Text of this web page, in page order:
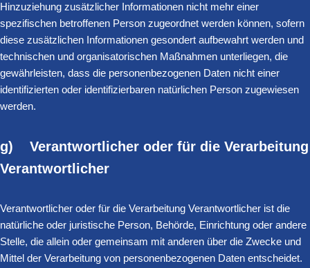
Hinzuziehung zusätzlicher Informationen nicht mehr einer
spezifischen betroffenen Person zugeordnet werden können, sofern
diese zusätzlichen Informationen gesondert aufbewahrt werden und
technischen und organisatorischen Maßnahmen unterliegen, die
gewährleisten, dass die personenbezogenen Daten nicht einer
identifizierten oder identifizierbaren natürlichen Person zugewiesen
werden.
g) Verantwortlicher oder für die Verarbeitung
Verantwortlicher
Verantwortlicher oder für die Verarbeitung Verantwortlicher ist die
natürliche oder juristische Person, Behörde, Einrichtung oder andere
Stelle, die allein oder gemeinsam mit anderen über die Zwecke und
Mittel der Verarbeitung von personenbezogenen Daten entscheidet.